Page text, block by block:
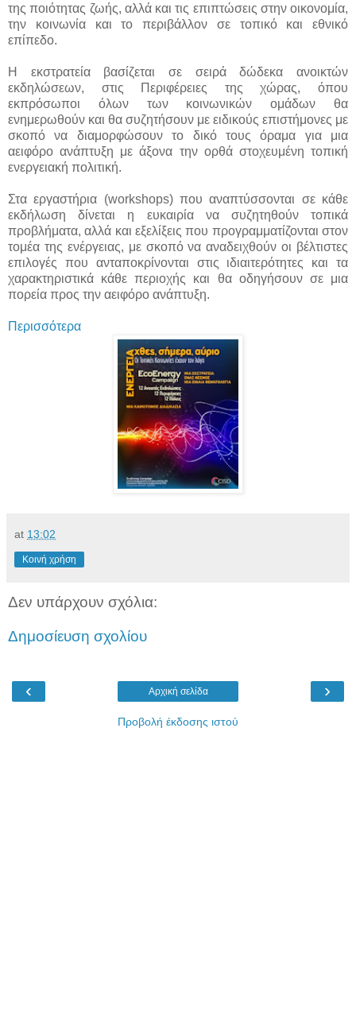
της ποιότητας ζωής, αλλά και τις επιπτώσεις στην οικονομία,
την κοινωνία και το περιβάλλον σε τοπικό και εθνικό
επίπεδο.
Η εκστρατεία βασίζεται σε σειρά δώδεκα ανοικτών
εκδηλώσεων, στις Περιφέρειες της χώρας, όπου
εκπρόσωποι όλων των κοινωνικών ομάδων θα
ενημερωθούν και θα συζητήσουν με ειδικούς επιστήμονες με
σκοπό να διαμορφώσουν το δικό τους όραμα για μια
αειφόρο ανάπτυξη με άξονα την ορθά στοχευμένη τοπική
ενεργειακή πολιτική.
Στα εργαστήρια (workshops) που αναπτύσσονται σε κάθε
εκδήλωση δίνεται η ευκαιρία να συζητηθούν τοπικά
προβλήματα, αλλά και εξελίξεις που προγραμματίζονται στον
τομέα της ενέργειας, με σκοπό να αναδειχθούν οι βέλτιστες
επιλογές που ανταποκρίνονται στις ιδιαιτερότητες και τα
χαρακτηριστικά κάθε περιοχής και θα οδηγήσουν σε μια
πορεία προς την αειφόρο ανάπτυξη.
Περισσότερα
at 13:02
Κοινή χρήση
Δεν υπάρχουν σχόλια:
Δημοσίευση σχολίου
‹ ›
Αρχική σελίδα
Προβολή έκδοσης ιστού